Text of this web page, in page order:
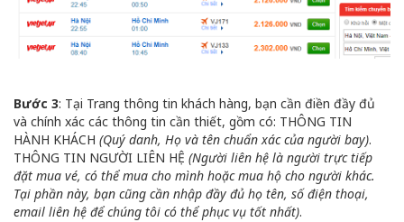
Bước 3: Tại Trang thông tin khách hàng, bạn cần điền đầy đủ
và chính xác các thông tin cần thiết, gồm có: THÔNG TIN
HÀNH KHÁCH (Quý danh, Họ và tên chuẩn xác của người bay).
THÔNG TIN NGƯỜI LIÊN HỆ (Người liên hệ là người trực tiếp
đặt mua vé, có thể mua cho mình hoặc mua hộ cho người khác.
Tại phần này, bạn cũng cần nhập đầy đủ họ tên, số điện thoại,
email liên hệ để chúng tôi có thể phục vụ tốt nhất).